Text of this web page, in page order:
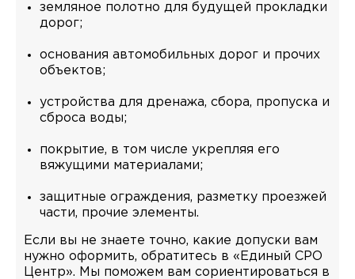
земляное полотно для будущей прокладки
дорог;
основания автомобильных дорог и прочих
объектов;
устройства для дренажа, сбора, пропуска и
сброса воды;
покрытие, в том числе укрепляя его
вяжущими материалами;
защитные ограждения, разметку проезжей
части, прочие элементы.
Если вы не знаете точно, какие допуски вам
нужно оформить, обратитесь в «Единый СРО
Центр». Мы поможем вам сориентироваться в